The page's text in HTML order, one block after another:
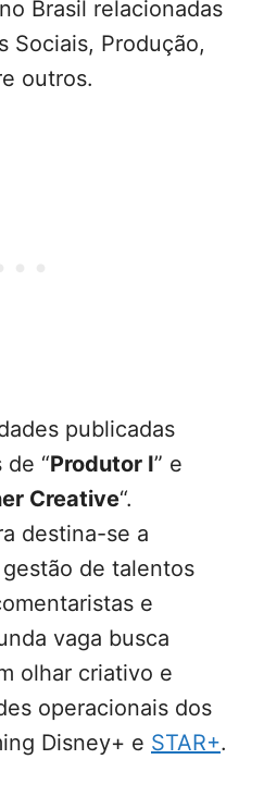
Brasil relacionadas
Sociais, Produção,
outros.
publicadas
“Produtor I” e
Creative“.
destina-se a
de talentos
e
vaga busca
olhar criativo e
operacionais dos
Disney+ e STAR+.